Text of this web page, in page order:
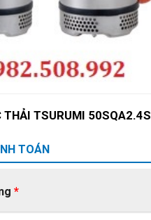
THẢI TSURUMI 50SQA2.4S
TOÁN
*